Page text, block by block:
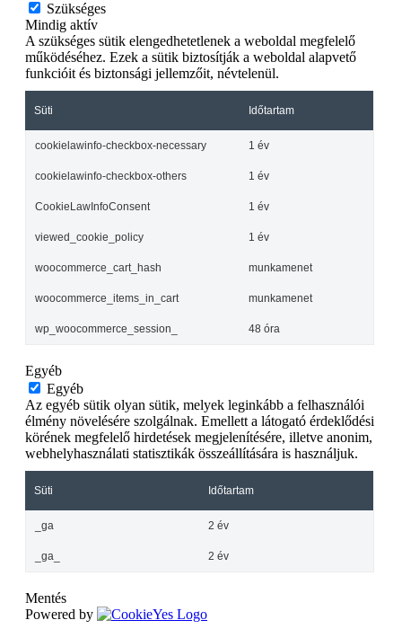
Szükséges
Mindig aktív
A szükséges sütik elengedhetetlenek a weboldal megfelelő
működéséhez. Ezek a sütik biztosítják a weboldal alapvető
funkcióit és biztonsági jellemzőit, névtelenül.
Süti Időtartam
cookielawinfo-checkbox-necessary 1 év
cookielawinfo-checkbox-others 1 év
CookieLawInfoConsent 1 év
viewed_cookie_policy 1 év
woocommerce_cart_hash munkamenet
woocommerce_items_in_cart munkamenet
wp_woocommerce_session_ 48 óra
Egyéb
Egyéb
Az egyéb sütik olyan sütik, melyek leginkább a felhasználói
élmény növelésére szolgálnak. Emellett a látogató érdeklődési
körének megfelelő hirdetések megjelenítésére, illetve anonim,
webhelyhasználati statisztikák összeállítására is használjuk.
Süti Időtartam
_ga 2 év
_ga_ 2 év
Mentés
Powered by